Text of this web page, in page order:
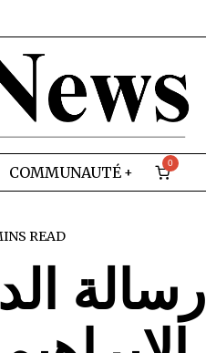
COMMUNAUTÉ
0
READ
رسالة